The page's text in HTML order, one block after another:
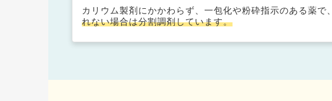
カリウム製剤にかかわらず、一包化や粉砕指示のある薬で、
れない場合は分割調剤しています。